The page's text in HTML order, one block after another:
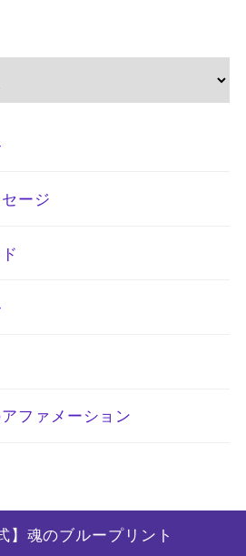
ージ
ファメーション
】魂のブループリント